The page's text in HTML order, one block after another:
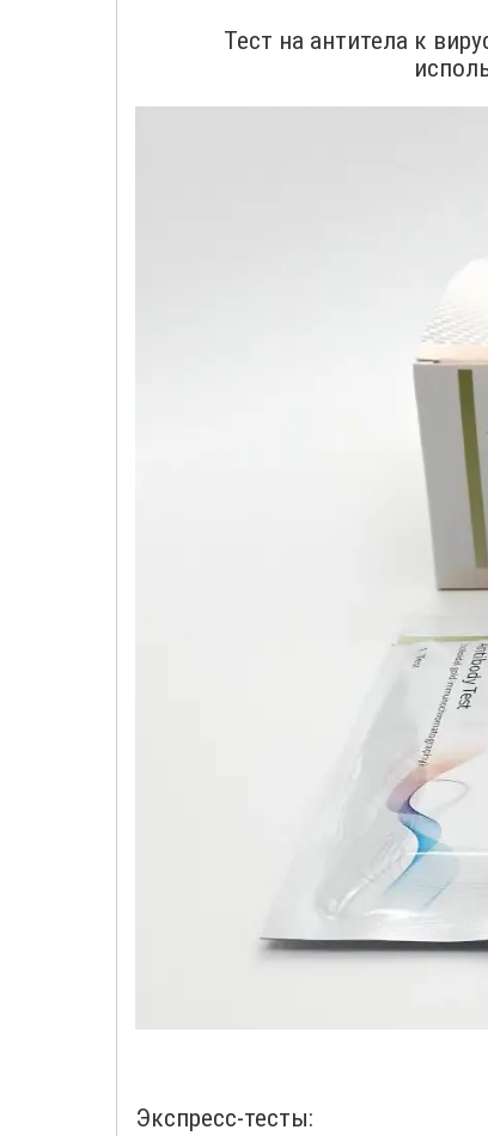
Тест на антитела к
Экспресс-тесты:
Для
мы
С